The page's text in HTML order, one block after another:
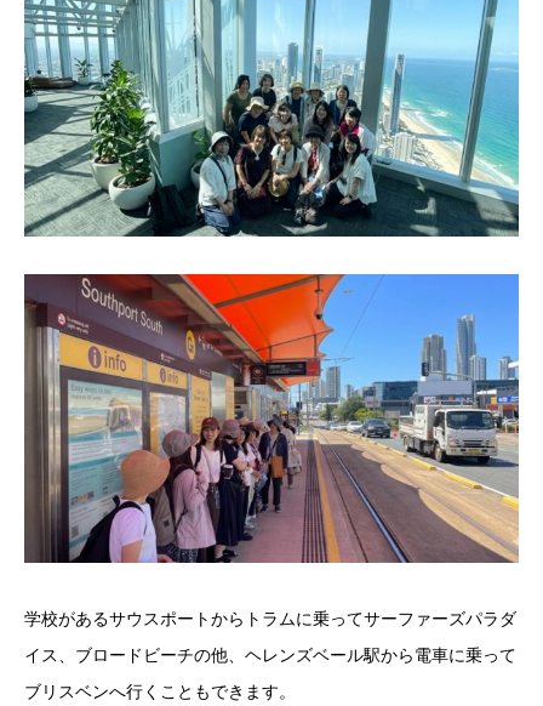
学校があるサウスポートからトラムに乗ってサーファーズパラダ
イス、ブロードビーチの他、ヘレンズベール駅から電車に乗って
ブリスベンへ行くこともできます。